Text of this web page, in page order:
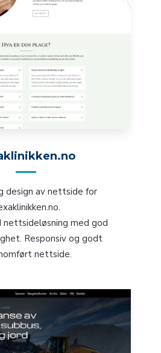
design av nettside for
nettsideløsning med god
Responsiv og godt
nettside.